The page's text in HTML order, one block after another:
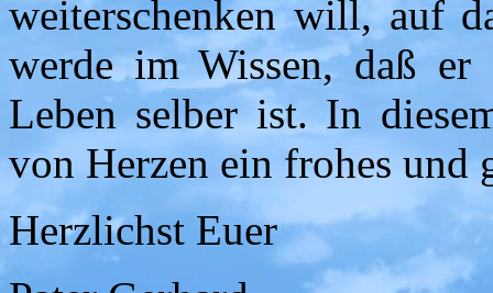
weiterschenken will, auf
werde im Wissen, daß
Leben selber ist. In
von Herzen ein frohes und
Herzlichst Euer